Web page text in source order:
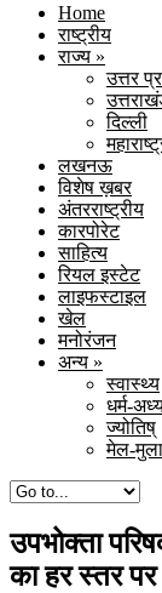
Home
राष्ट्रीय
राज्य »
उत्तर
दिल्ली
लखनऊ
विशेष ख़बर
अंतरराष्ट्रीय
कारपोरेट
साहित्य
रियल इस्टेट
लाइफस्टाइल
खेल
मनोरंजन
अन्य »
स्वास्थ्य
धर्म-
ज्योतिष्
मेल-
उपभोक्ता
का हर स्तर पर